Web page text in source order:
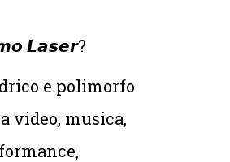
𝙇𝙖𝙨𝙚𝙧?
e polimorfo
video, musica,